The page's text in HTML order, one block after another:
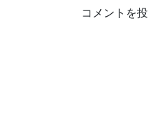
コメントを